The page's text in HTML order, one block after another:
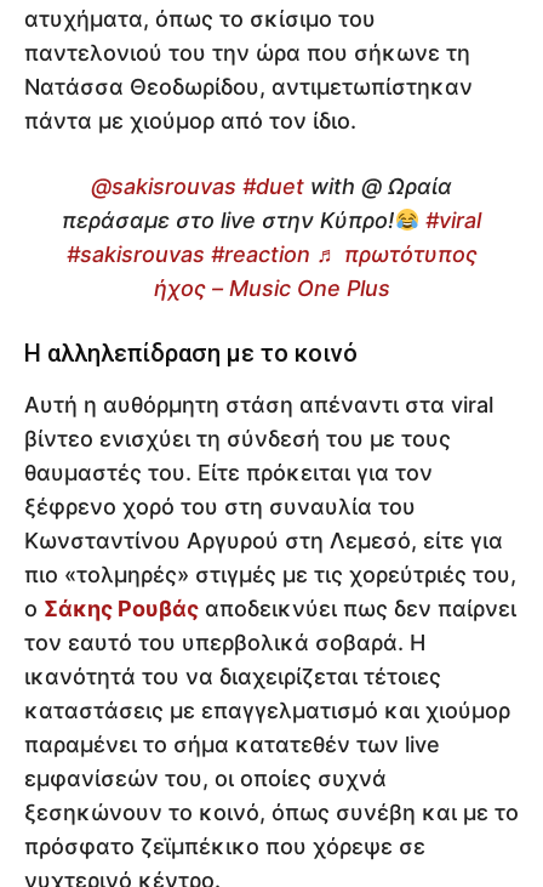
ατυχήματα, όπως το σκίσιμο του
παντελονιού του την ώρα που σήκωνε τη
Νατάσσα Θεοδωρίδου, αντιμετωπίστηκαν
πάντα με χιούμορ από τον ίδιο.
@sakisrouvas #duet with @ Ωραία
περάσαμε στο live στην Κύπρο!
#viral
#sakisrouvas #reaction ♬ πρωτότυπος
ήχος – Music One Plus
Η αλληλεπίδραση με το κοινό
Αυτή η αυθόρμητη στάση απέναντι στα viral
βίντεο ενισχύει τη σύνδεσή του με τους
θαυμαστές του. Είτε πρόκειται για τον
ξέφρενο χορό του στη συναυλία του
Κωνσταντίνου Αργυρού στη Λεμεσό, είτε για
πιο «τολμηρές» στιγμές με τις χορεύτριές του,
ο Σάκης Ρουβάς αποδεικνύει πως δεν παίρνει
τον εαυτό του υπερβολικά σοβαρά. Η
ικανότητά του να διαχειρίζεται τέτοιες
καταστάσεις με επαγγελματισμό και χιούμορ
παραμένει το σήμα κατατεθέν των live
εμφανίσεών του, οι οποίες συχνά
ξεσηκώνουν το κοινό, όπως συνέβη και με το
πρόσφατο ζεϊμπέκικο που χόρεψε σε
νυχτερινό κέντρο.